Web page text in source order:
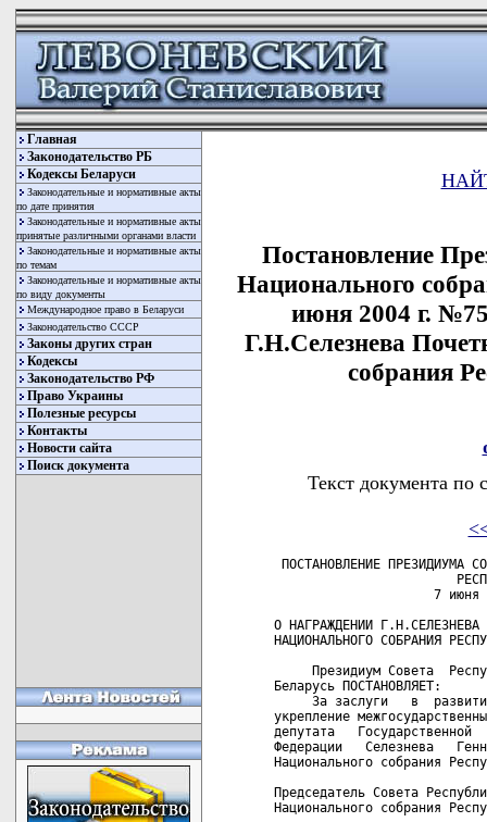
Главная
Законодательство РБ
Кодексы Беларуси
Законодательные и нормативные акты
по дате принятия
Законодательные и нормативные акты
принятые различными органами власти
Законодательные и нормативные акты
по темам
Законодательные и нормативные акты
по виду документы
Международное право в Беларуси
Законодательство СССР
Законы других стран
Кодексы
Законодательство РФ
Право Украины
Полезные ресурсы
Контакты
Новости сайта
Поиск документа
Постановление
Национального
июня 2004 г.
Г.Н.Селезнева
собрания
Текст документа по
ПОСТАНОВЛЕНИЕ ПРЕЗИДИУМА
7 июня
О НАГРАЖДЕНИИ Г.Н.СЕЛЕЗНЕВА
НАЦИОНАЛЬНОГО СОБРАНИЯ
Президиум Совета
Беларусь ПОСТАНОВЛЯЕТ:
За заслуги   в
укрепление
депутата   Государственной
Федерации   Селезнева
Национального собрания
Председатель Совета
Национального собрания